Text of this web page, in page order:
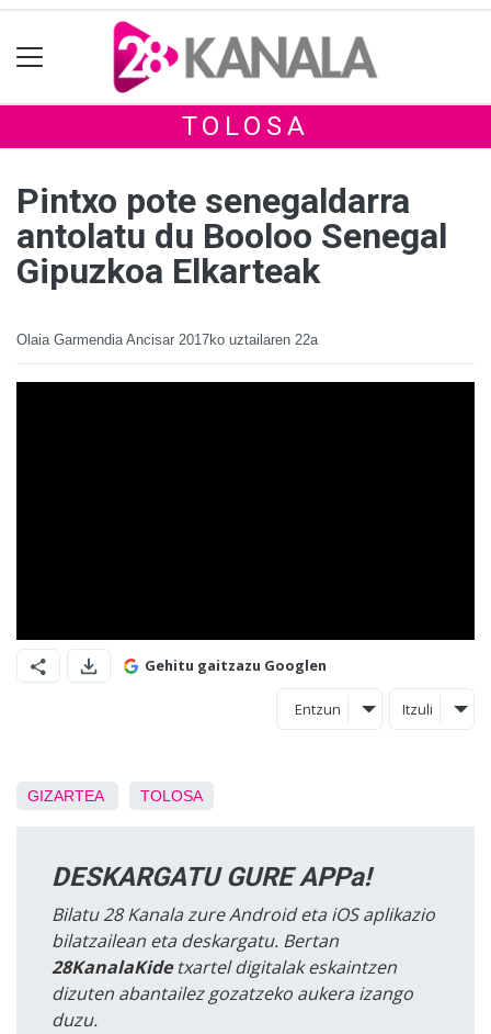
TOLOSA
Pintxo pote senegaldarra
antolatu du Booloo Senegal
Gipuzkoa Elkarteak
Olaia Garmendia Ancisar 2017ko uztailaren 22a
Gehitu gaitzazu Googlen
Entzun Itzuli
GIZARTEA TOLOSA
DESKARGATU GURE APPa!
Bilatu 28 Kanala zure Android eta iOS aplikazio
bilatzailean eta deskargatu. Bertan
28KanalaKidetxartel digitalak eskaintzen
dizuten abantailez gozatzeko aukera izango
duzu.